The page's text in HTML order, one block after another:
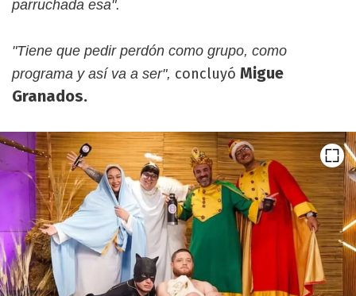
parruchada esa".
"Tiene que pedir perdón como grupo, como
programa y así va a ser", concluyó Migue
Granados.